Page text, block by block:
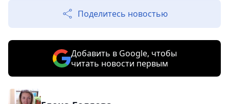
Поделитесь новостью
Добавить в Google, чтобы
читать новости первым